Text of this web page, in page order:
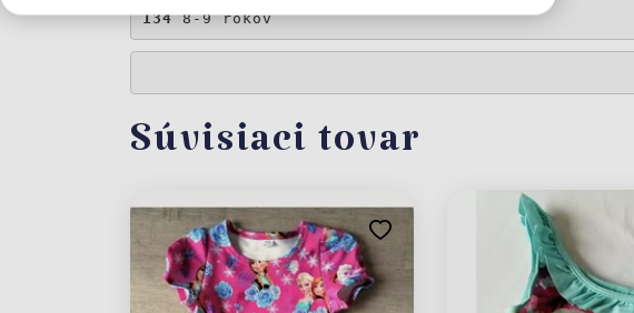
134 8-9 rokov
Súvisiaci tovar